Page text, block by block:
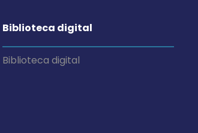
Biblioteca digital
Biblioteca digital